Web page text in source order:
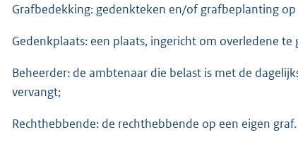
Grafbedekking: gedenkteken en/of grafbeplanting
Gedenkplaats: een plaats, ingericht om overledene te
Beheerder: de ambtenaar die belast is met de
vervangt;
Rechthebbende: de rechthebbende op een eigen graf.